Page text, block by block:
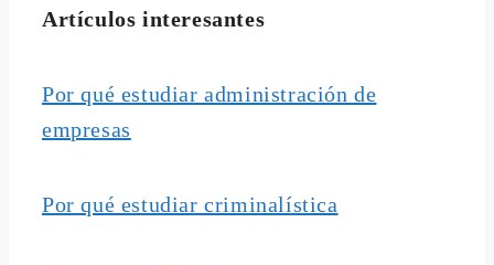
Artículos interesantes
Por qué estudiar administración de
empresas
Por qué estudiar criminalística